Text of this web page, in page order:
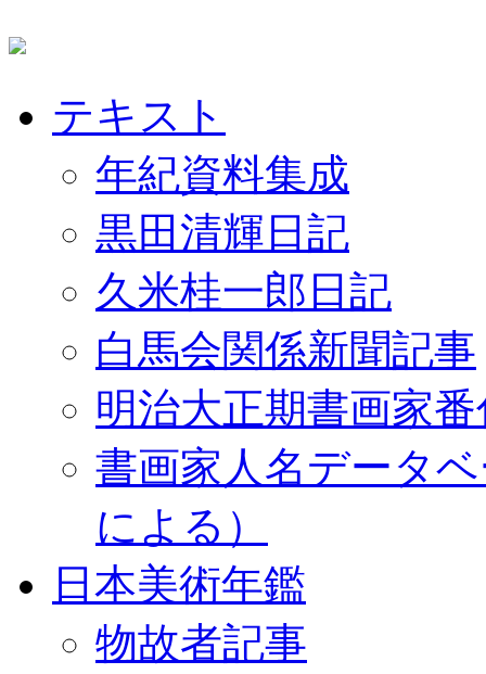
テキスト
年紀資料集成
黒田清輝日記
久米桂一郎日記
白馬会関係新聞記事
明治大正期書画家
書画家人名データ
による）
日本美術年鑑
物故者記事